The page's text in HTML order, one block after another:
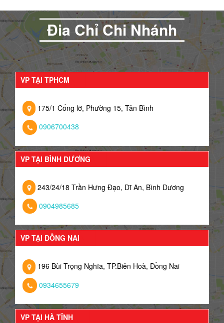
Đia Chỉ Chi Nhánh
VP TẠI TPHCM
175/1 Cống lỡ, Phường 15, Tân Bình
0906700438
VP TẠI BÌNH DƯƠNG
243/24/18 Trần Hưng Đạo, Dĩ An, Bình Dương
0904985685
VP TẠI ĐỒNG NAI
196 Bùi Trọng Nghĩa, TP.Biên Hoà, Đồng Nai
0934655679
VP TẠI HÀ TĨNH